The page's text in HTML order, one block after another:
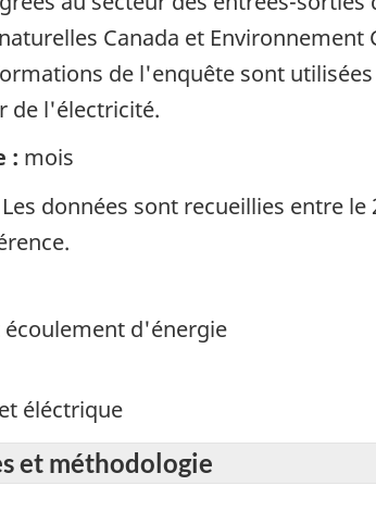
Canada et
de l'enquête sont
de l'électricité.
: mois
Les données sont recueillies entre
d'énergie
éléctrique
et méthodologie